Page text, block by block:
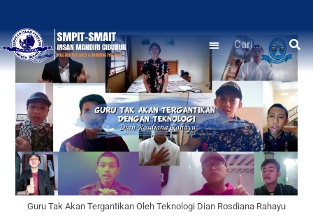
Guru Tak Akan Tergantikan Oleh Teknologi Dian Rosdiana Rahayu